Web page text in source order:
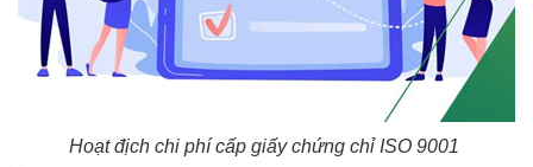
Hoạt địch chi phí cấp giấy chứng chỉ ISO 9001